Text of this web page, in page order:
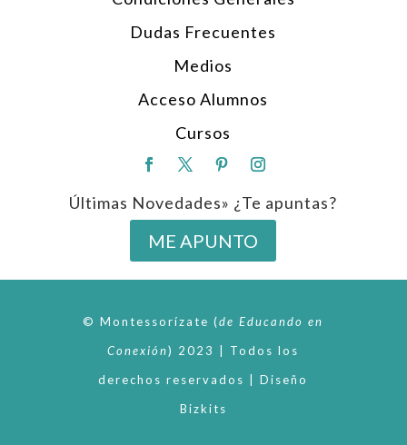
Dudas Frecuentes
Medios
Acceso Alumnos
Cursos
Últimas Novedades» ¿Te apuntas?
ME APUNTO
© Montessorízate(de Educando en
Conexión) 2023 | Todos los
derechos reservados | Diseño
Bizkits